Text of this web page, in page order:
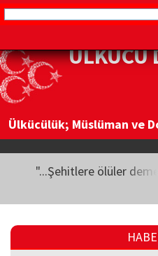
ÜLKÜCÜ
Ülkücülük; Müslüman ve
"...Şehitlere ölüler